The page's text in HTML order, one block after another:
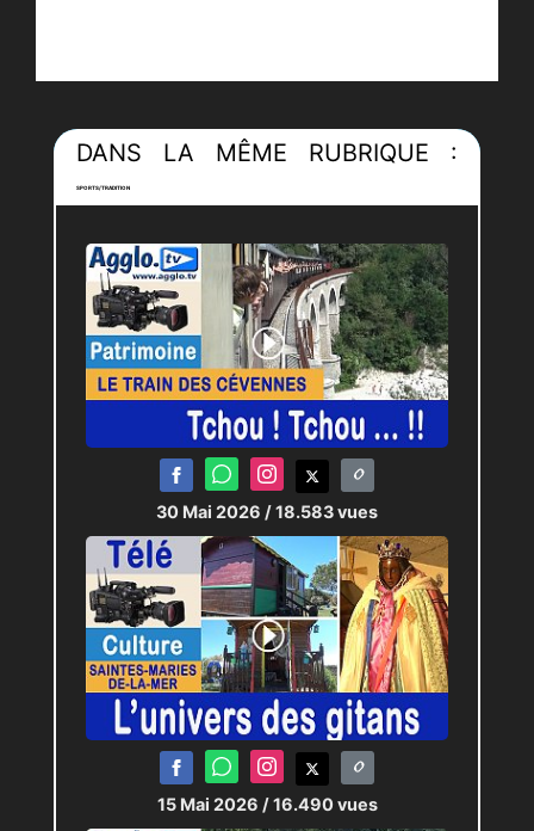
DANS LA MÊME RUBRIQUE :
SPORTS/TRADITION
30 Mai 2026 / 18.583 vues
15 Mai 2026 / 16.490 vues